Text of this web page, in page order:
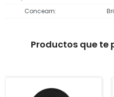
Concearn
Productos que te